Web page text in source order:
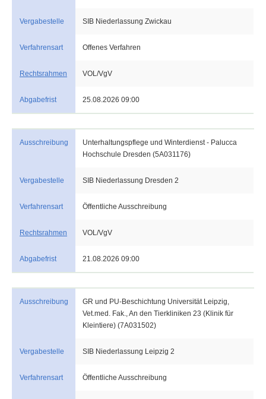
Vergabestelle SIB Niederlassung Zwickau
Verfahrensart Offenes Verfahren
Rechtsrahmen VOL/VgV
Abgabefrist 25.08.2026 09:00
Ausschreibung
Unterhaltungspflege und Winterdienst - Palucca
Hochschule Dresden (5A031176)
Vergabestelle SIB Niederlassung Dresden 2
Verfahrensart Öffentliche Ausschreibung
Rechtsrahmen VOL/VgV
Abgabefrist 21.08.2026 09:00
Ausschreibung
GR und PU-Beschichtung Universität Leipzig,
Vet.med. Fak., An den Tierkliniken 23 (Klinik für
Kleintiere) (7A031502)
Vergabestelle SIB Niederlassung Leipzig 2
Verfahrensart Öffentliche Ausschreibung